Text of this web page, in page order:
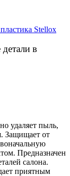
в
удаляет пыль,
Защищает от
Предназначен
салона.
приятным